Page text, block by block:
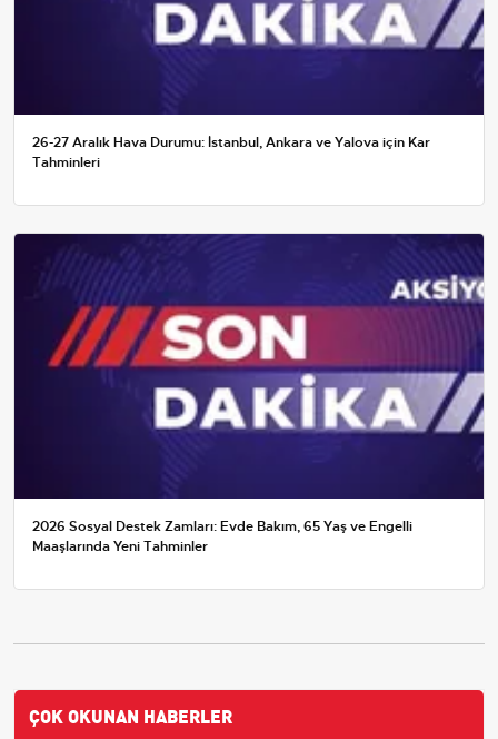
26-27 Aralık Hava Durumu: İstanbul, Ankara ve Yalova için Kar
Tahminleri
2026 Sosyal Destek Zamları: Evde Bakım, 65 Yaş ve Engelli
Maaşlarında Yeni Tahminler
ÇOK OKUNAN HABERLER